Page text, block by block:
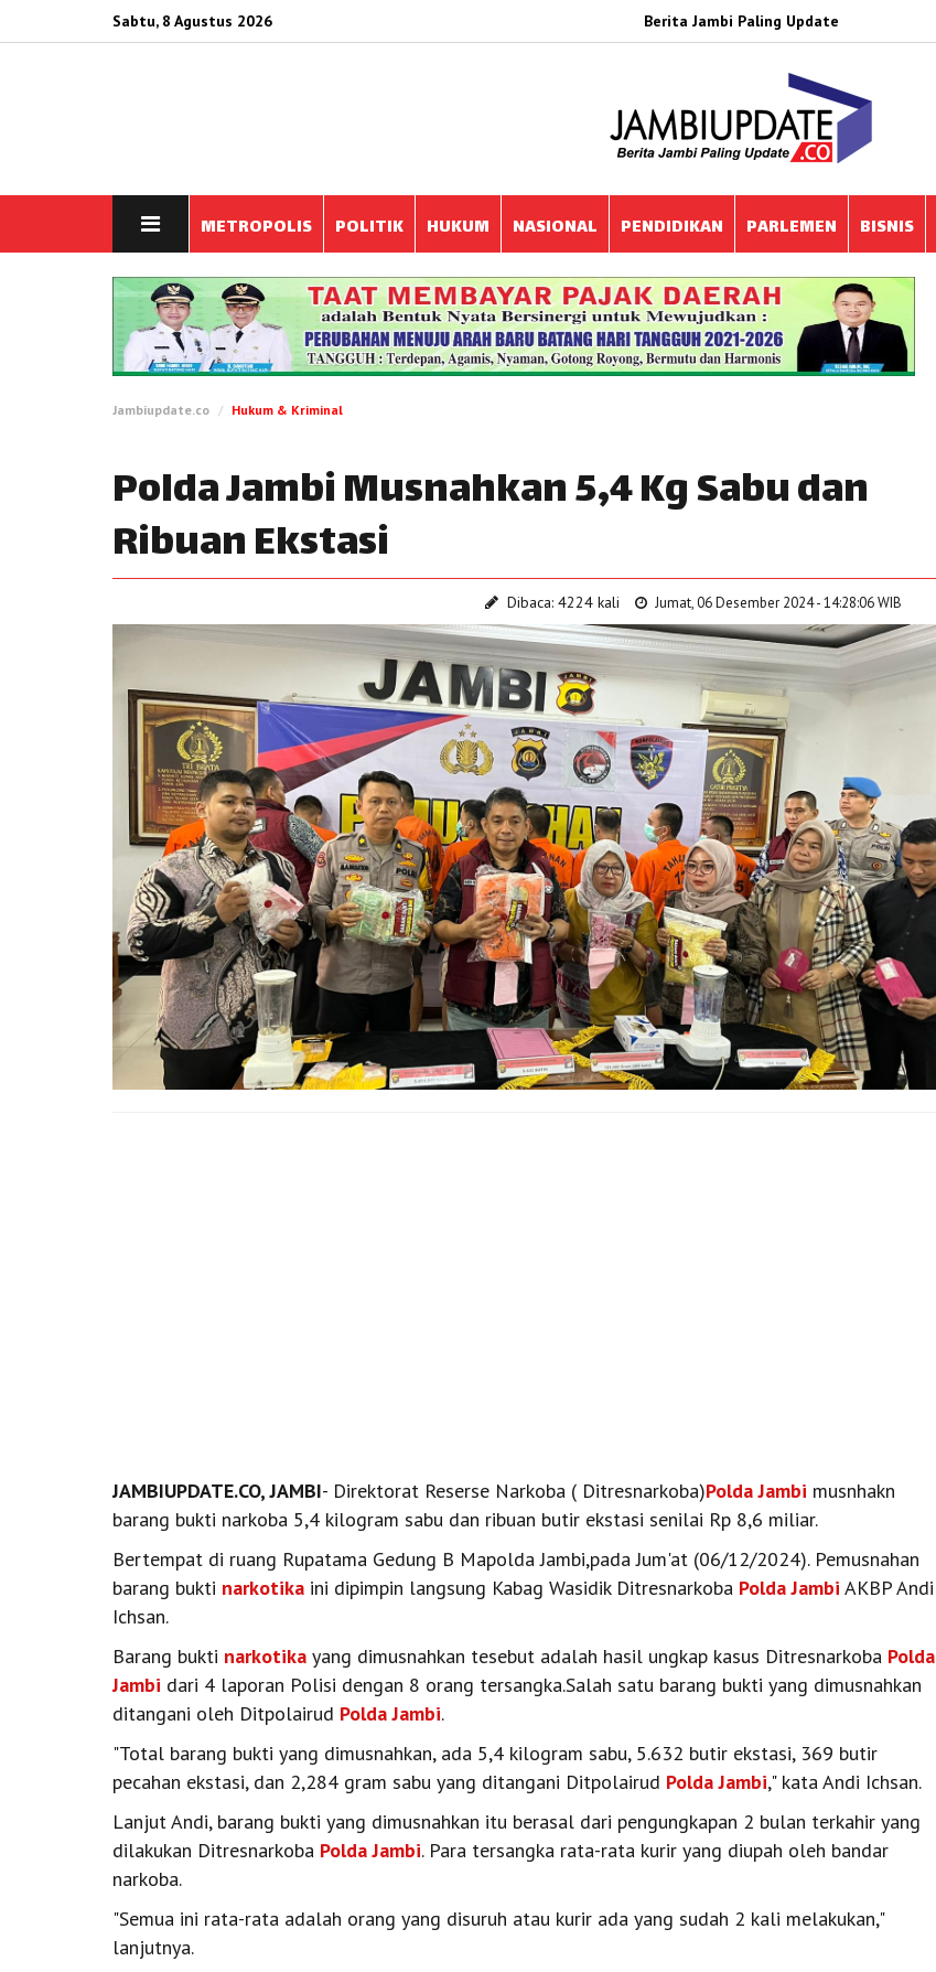
Sabtu, 8 Agustus 2026 Berita Jambi Paling Update
METROPOLIS POLITIK HUKUM NASIONAL PENDIDIKAN PARLEMEN BISNIS
Jambiupdate.co Hukum & Kriminal
Polda Jambi Musnahkan 5,4 Kg Sabu dan
Ribuan Ekstasi
Dibaca: 4224 kali Jumat, 06 Desember 2024 - 14:28:06 WIB
JAMBIUPDATE.CO, JAMBI- Direktorat Reserse Narkoba ( Ditresnarkoba)Polda Jambi musnhakn
barang bukti narkoba 5,4 kilogram sabu dan ribuan butir ekstasi senilai Rp 8,6 miliar.
Bertempat di ruang Rupatama Gedung B Mapolda Jambi,pada Jum'at (06/12/2024). Pemusnahan
barang bukti narkotika ini dipimpin langsung Kabag Wasidik Ditresnarkoba Polda Jambi AKBP Andi
Ichsan.
Barang bukti narkotika yang dimusnahkan tesebut adalah hasil ungkap kasus Ditresnarkoba Polda
Jambi dari 4 laporan Polisi dengan 8 orang tersangka.Salah satu barang bukti yang dimusnahkan
ditangani oleh Ditpolairud Polda Jambi.
"Total barang bukti yang dimusnahkan, ada 5,4 kilogram sabu, 5.632 butir ekstasi, 369 butir
pecahan ekstasi, dan 2,284 gram sabu yang ditangani Ditpolairud Polda Jambi," kata Andi Ichsan.
Lanjut Andi, barang bukti yang dimusnahkan itu berasal dari pengungkapan 2 bulan terkahir yang
dilakukan Ditresnarkoba Polda Jambi. Para tersangka rata-rata kurir yang diupah oleh bandar
narkoba.
"Semua ini rata-rata adalah orang yang disuruh atau kurir ada yang sudah 2 kali melakukan,"
lanjutnya.